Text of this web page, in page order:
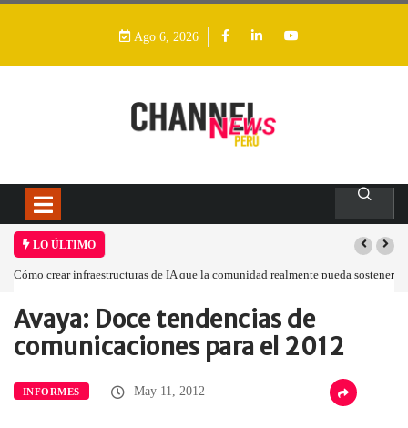
Ago 6, 2026
LO ÚLTIMO
realmente pueda sostenerLas tarjetas gráficas RDNA 5 ya están en fase
Home Informes Avaya: Doce tendencias…
Avaya: Doce tendencias de
comunicaciones para el 2012
INFORMES May 11, 2012